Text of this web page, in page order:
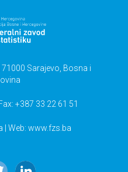
Sarajevo, Bosna i
+387 33 22 61 51
| Web: www.fzs.ba